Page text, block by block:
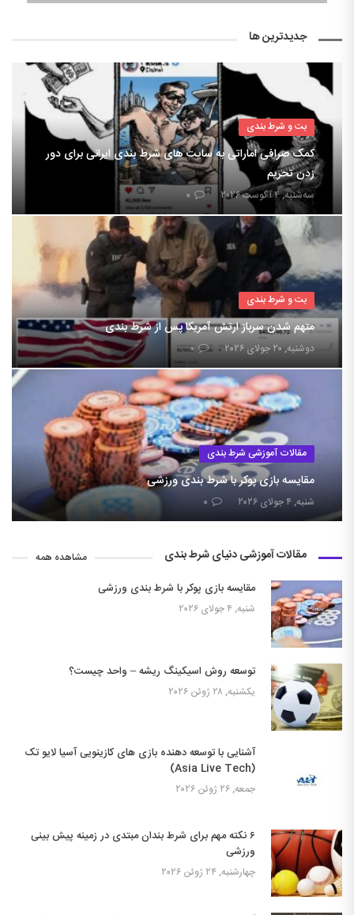
جدیدترین ها
بت و شرط بندی
کمک صرافی اماراتی به سایت های شرط بندی ایرانی برای دور
زدن تحریم
سه‌شنبه, ۴ آگوست ۲۰۲۶ ۰
بت و شرط بندی
متهم شدن سرباز ارتش آمریکا پس از شرط بندی
دوشنبه, ۲۰ جولای ۲۰۲۶ ۰
مقالات آموزشی شرط بندی
مقایسه بازی پوکر با شرط بندی ورزشی
شنبه, ۴ جولای ۲۰۲۶ ۰
مقالات آموزشی دنیای شرط بندی مشاهده همه
مقایسه بازی پوکر با شرط بندی ورزشی
شنبه, ۴ جولای ۲۰۲۶
توسعه روش اسیکینگ ریشه – واحد چیست؟
یکشنبه, ۲۸ ژوئن ۲۰۲۶
آشنایی با توسعه دهنده بازی های کازینویی آسیا لایو تک
(Asia Live Tech)
جمعه, ۲۶ ژوئن ۲۰۲۶
۶ نکته مهم برای شرط بندان مبتدی در زمینه پیش بینی
ورزشی
چهارشنبه, ۲۴ ژوئن ۲۰۲۶